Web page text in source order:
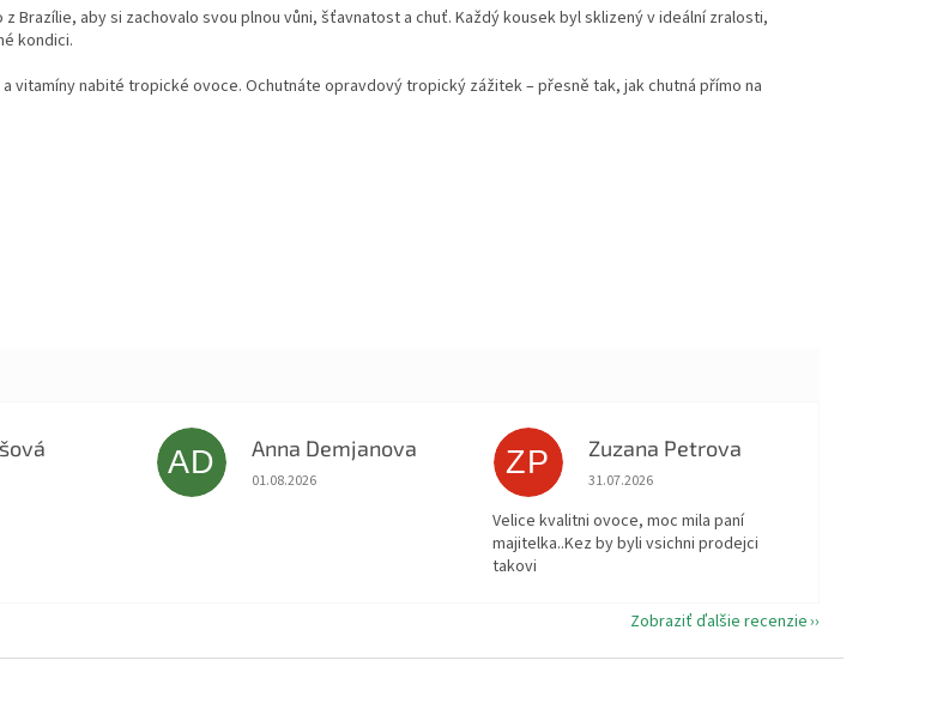
aby si zachovalo svou plnou vůni, šťavnatost a chuť. Každý kousek byl sklizený v ideální zralosti,
kondici.
vitamíny nabité tropické ovoce. Ochutnáte opravdový tropický zážitek – přesně tak, jak chutná přímo na
je 5 z 5 hviezdičiek.
AD Anna Demjanova
Hodnotenie obchodu je 5 z 5 hviezdičiek.
01.08.2026
ZP Zuzana Petrova
Hodnotenie obchodu je 5 z 5 hviezdičiek.
31.07.2026
Velice kvalitni ovoce, moc mila paní
majitelka..Kez by byli vsichni prodejci
takovi
Zobraziť ďalšie recenzie